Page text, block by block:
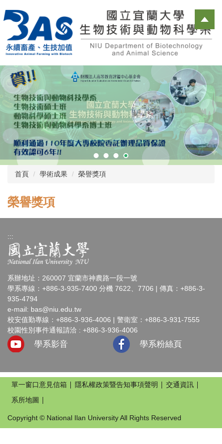
到
要
內
首頁 學術成果 榮譽獎項
榮譽獎項
:::
系辦地址：260007 宜蘭市神農路一段一號
學系專線：+886-3-935-7400 分機 7622、7706 | 傳真：+886-3-
935-4794
e-mail: bas@niu.edu.tw
校安值勤專線：+886-3-936-4006 | 警衛室：+886-3-931-7555
校園性別事件通報請洽 : +886-3-936-4006
學系影音 學系粉絲頁
單一窗口意見信箱 隱私權政策暨告知事項聲明
交通資訊
系所地圖
Copyright © National Ilan University All Rights Reserved